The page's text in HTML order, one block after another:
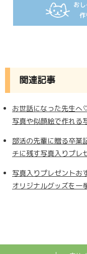
お
作
関連記事
お世話になった先生へ
写真や似顔絵で作れる
部活の先輩に贈る卒業
チに残す写真入りプレ
写真入りプレゼントお
オリジナルグッズを一